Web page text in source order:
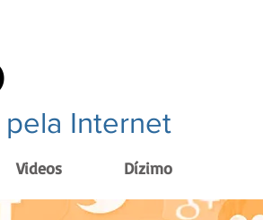
Internet
Videos Dízimo